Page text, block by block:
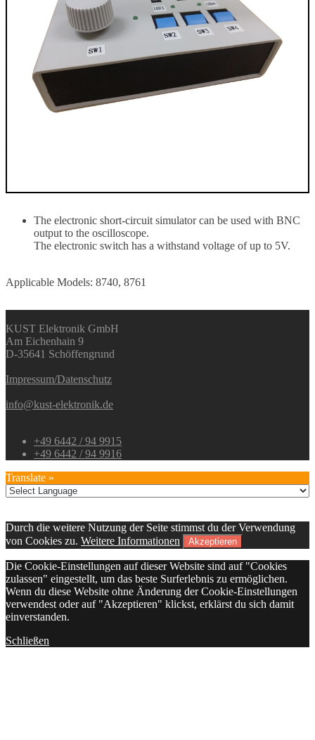
The electronic short-circuit simulator can be used with BNC
output to the oscilloscope.
The electronic switch has a withstand voltage of up to 5V.
Applicable Models: 8740, 8761
KUST Elektronik GmbH
Am Eichenhain 9
D-35641 Schöffengrund
Impressum/Datenschutz
info@kust-elektronik.de
+49 6442 / 94 9915
+49 6442 / 94 9916
Translate »
Durch die weitere Nutzung der Seite stimmst du der Verwendung
von Cookies zu. Weitere Informationen Akzeptieren
Die Cookie-Einstellungen auf dieser Website sind auf "Cookies
zulassen" eingestellt, um das beste Surferlebnis zu ermöglichen.
Wenn du diese Website ohne Änderung der Cookie-Einstellungen
verwendest oder auf "Akzeptieren" klickst, erklärst du sich damit
einverstanden.
Schließen